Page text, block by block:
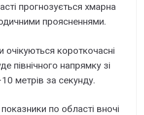
прогнозується хмарна
проясненнями.
очікуються короткочасні
північного напрямку зі
метрів за секунду.
по області вночі